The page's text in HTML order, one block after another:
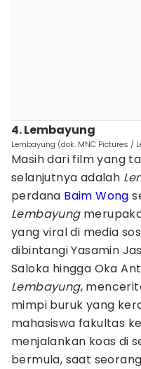
4. Lembayung
Lembayung (dok. MNC Pictures /
Masih dari film yang
selanjutnya adalah
perdana Baim Wong
Lembayung
yang viral di media
dibintangi Yasamin
Saloka hingga Oka
Lembayung,
mimpi buruk yang
mahasiswa fakultas
menjalankan koas di
bermula, saat